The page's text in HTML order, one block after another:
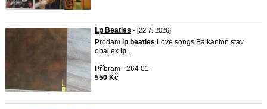
Lp Beatles - [22.7. 2026]
Prodam lp beatles Love songs Balkanton stav
obal ex lp ...
Příbram - 264 01
550 Kč